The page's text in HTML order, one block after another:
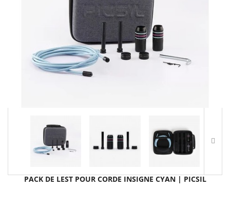
PACK DE LEST POUR CORDE INSIGNE CYAN | PICSIL